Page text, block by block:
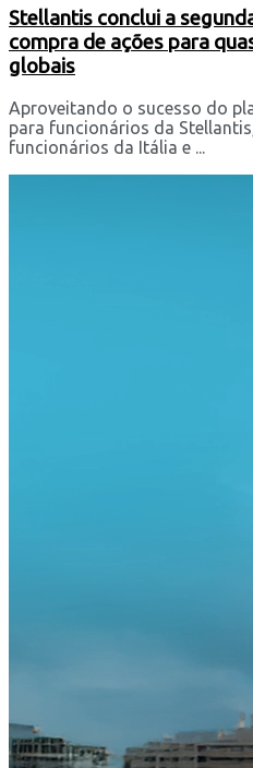
Stellantis conclui a
compra de ações para
globais
Aproveitando o sucesso do
para funcionários da
funcionários da Itália e ...